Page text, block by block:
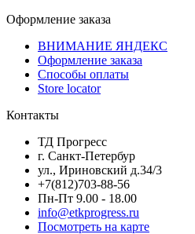
Оформление заказа
ВНИМАНИЕ ЯНДЕКС
Оформление заказа
Способы оплаты
Store locator
Контакты
ТД Прогресс
г. Санкт-Петербур
ул., Ириновский д.34/3
+7(812)703-88-56
Пн-Пт 9.00 - 18.00
info@etkprogress.ru
Посмотреть на карте